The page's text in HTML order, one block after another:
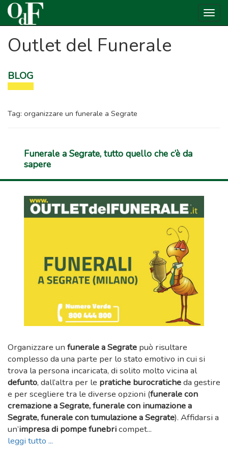
Outlet del Funerale
BLOG
Tag: organizzare un funerale a Segrate
Funerale a Segrate, tutto quello che c’è da
sapere
Organizzare un funerale a Segrate può risultare
complesso da una parte per lo stato emotivo in cui si
trova la persona incaricata, di solito molto vicina al
defunto, dall’altra per le pratiche burocraticheda gestire
e per scegliere tra le diverse opzioni (funerale con
cremazione a Segrate, funerale con inumazione a
Segrate, funerale con tumulazione a Segrate). Affidarsi a
un’impresa di pompe funebricompet...
leggi tutto ...